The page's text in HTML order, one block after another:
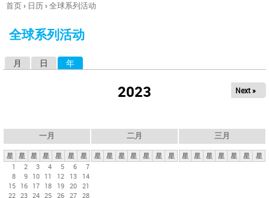
你
这
首页› 日历›全球系列活动
全球系列活动
月 日 年
2023 Next »
一月
星 星 星 星 星 星
星
1
2 3 4 5 6
7
8
9 10 11 12 13
14
15 16 17 18 19 20 21
22 23 24 25 26 27 28
二月
星 星 星 星 星 星 星
三月
星 星 星 星 星 星 星